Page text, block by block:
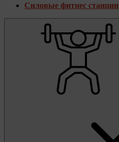
Силовые фитнес станции